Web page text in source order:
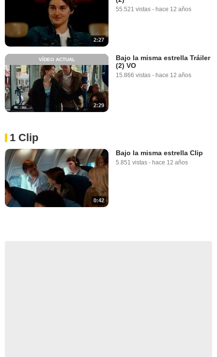
2:27
55.521 vistas - hace 12 años
2:29
VÍDEO ACTUAL
Bajo la misma estrella Tráiler
(2) VO
15.866 vistas - hace 12 años
1 Clip
0:42
Bajo la misma estrella Clip
5.851 vistas - hace 12 años